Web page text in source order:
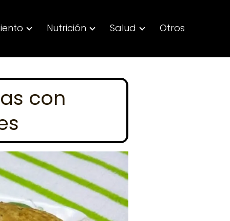
Nutrición Salud Otros
con